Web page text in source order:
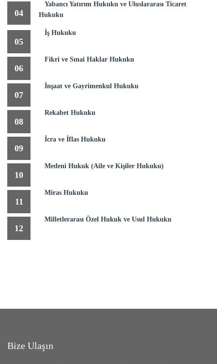
04
Yabancı Yatırım Hukuku ve Uluslararası Ticaret
Hukuku
05
İş Hukuku
06
Fikri ve Sınai Haklar Hukuku
07
İnşaat ve Gayrimenkul Hukuku
08
Rekabet Hukuku
09
İcra ve İflas Hukuku
10
Medeni Hukuk (Aile ve Kişiler Hukuku)
11
Miras Hukuku
12
Milletlerarası Özel Hukuk ve Usul Hukuku
Bize Ulaşın